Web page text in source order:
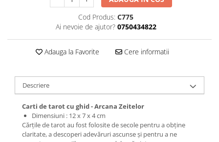
Cod Produs: C775
Ai nevoie de ajutor? 0750434822
Adauga la Favorite Cere informatii
Descriere
Carti de tarot cu ghid - Arcana Zeitelor
Dimensiuni : 12 x 7 x 4 cm
Cărțile de tarot au fost folosite de secole pentru a obține
claritate, a descoperi adevăruri ascunse și pentru a ne